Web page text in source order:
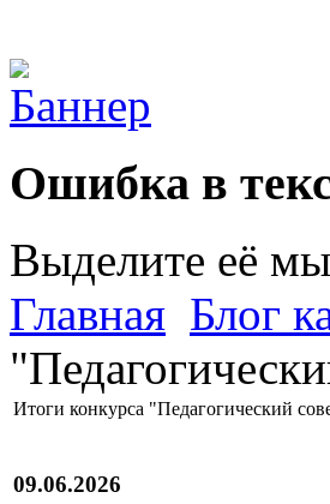
Ошибка в
Выделите её
Главная Блог
Итоги конкурса "Педагогический
09.06.2026